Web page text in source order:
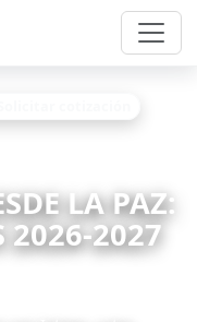
LA PAZ:
2026-2027